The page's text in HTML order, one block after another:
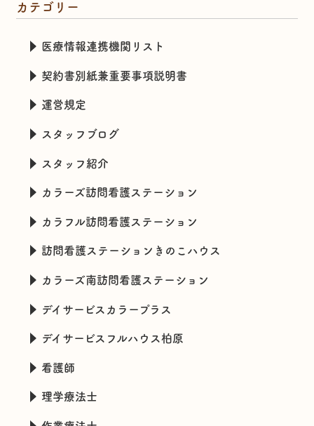
カテゴリー
医療情報連携機関リスト
契約書別紙兼重要事項説明書
運営規定
スタッフブログ
スタッフ紹介
カラーズ訪問看護ステーション
カラフル訪問看護ステーション
訪問看護ステーションきのこハウス
カラーズ南訪問看護ステーション
デイサービスカラープラス
デイサービスフルハウス柏原
看護師
理学療法士